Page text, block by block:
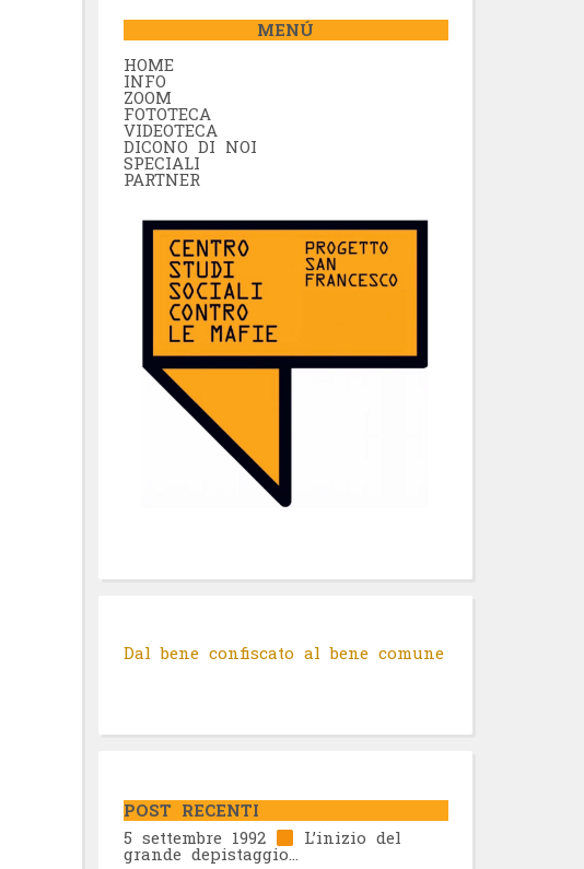
MENÚ
HOME
INFO
ZOOM
FOTOTECA
VIDEOTECA
DICONO DI NOI
SPECIALI
PARTNER
Dal bene confiscato al bene comune
POST RECENTI
5 settembre 1992
L’inizio del
grande depistaggio…